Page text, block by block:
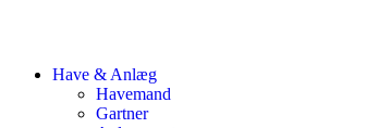
Have & Anlæg
Havemand
Gartner